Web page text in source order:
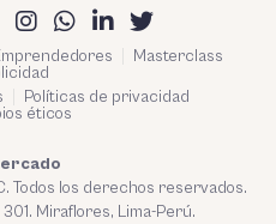
Masterclass
Políticas de privacidad
éticos
Todos los derechos reservados.
Miraflores, Lima-Perú.